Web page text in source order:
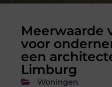
Meerwaarde
voor
een
Limburg
Woningen